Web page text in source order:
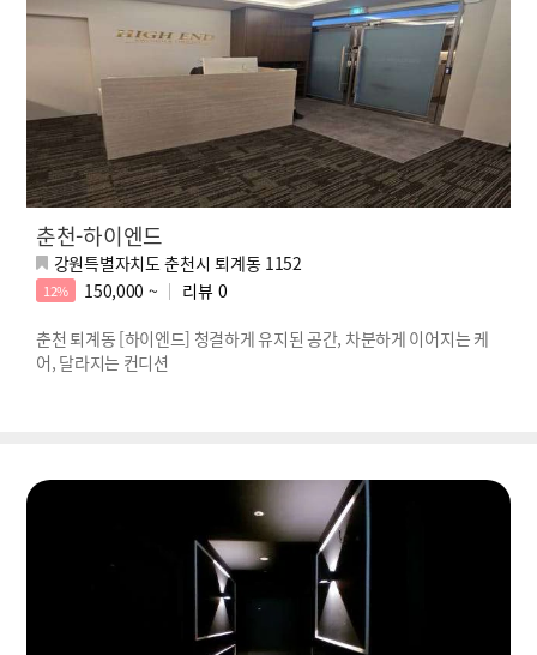
춘천-하이엔드
강원특별자치도 춘천시 퇴계동 1152
12% 150,000 ~ 리뷰 0
춘천 퇴계동 [하이엔드] 청결하게 유지된 공간, 차분하게 이어지는 케
어, 달라지는 컨디션